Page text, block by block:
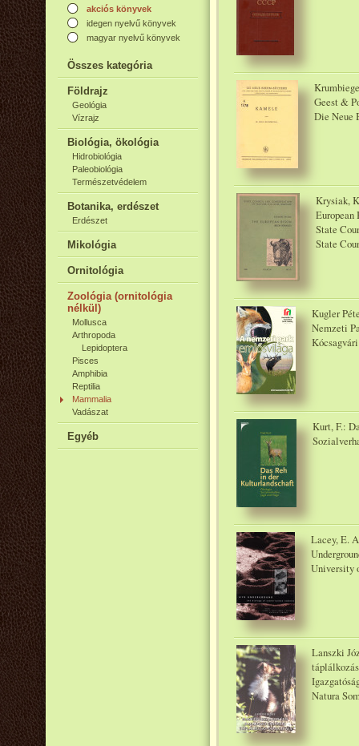
akciós könyvek
idegen nyelvű könyvek
magyar nyelvű könyvek
Összes kategória
Földrajz
Geológia
Vízrajz
Biológia, ökológia
Hidrobiológia
Paleobiológia
Természetvédelem
Botanika, erdészet
Erdészet
Mikológia
Ornitológia
Zoológia (ornitológia
nélkül)
Mollusca
Arthropoda
Lepidoptera
Pisces
Amphibia
Reptilia
Mammalia
Vadászat
Egyéb
Geest &
Die Neue
Krysiak,
European
State
State
Kugler
Nemzeti
Kurt, F.:
Lacey, E.
University
Lanszki
Natura